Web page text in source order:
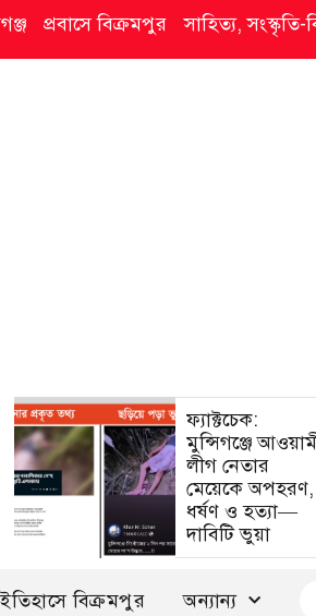
প্রবাসে বিক্রমপুর সাহিত্য,
ফ্যাক্টচেক:
মুন্সিগঞ্জে
লীগ নেতার
মেয়েকে অপহরণ,
ধর্ষণ ও হত্যা—
দাবিটি ভুয়া
ইতিহাসে বিক্রমপুর অন্যান্য